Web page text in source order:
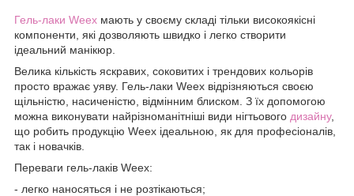
Гель-лаки Weex мають у своєму складі тільки високоякісні
компоненти, які дозволяють швидко і легко створити
ідеальний манікюр.
Велика кількість яскравих, соковитих і трендових кольорів
просто вражає уяву. Гель-лаки Weex відрізняються своєю
щільністю, насиченістю, відмінним блиском. З їх допомогою
можна виконувати найрізноманітніші види нігтьового дизайну,
що робить продукцію Weex ідеальною, як для професіоналів,
так і новачків.
Переваги гель-лаків Weex:
- легко наносяться і не розтікаються;